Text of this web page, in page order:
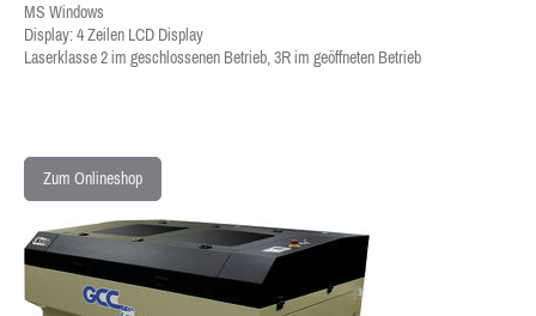
MS Windows
Display: 4 Zeilen LCD Display
Laserklasse 2 im geschlossenen Betrieb, 3R im geöffneten Betrieb
Zum Onlineshop